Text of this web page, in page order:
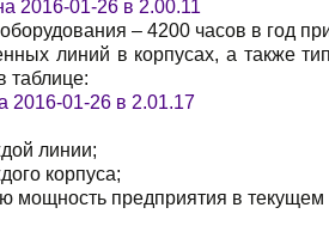
– 4200 часов в год
линий в корпусах, а также
таблице:
линии;
корпуса;
мощность предприятия в текущем